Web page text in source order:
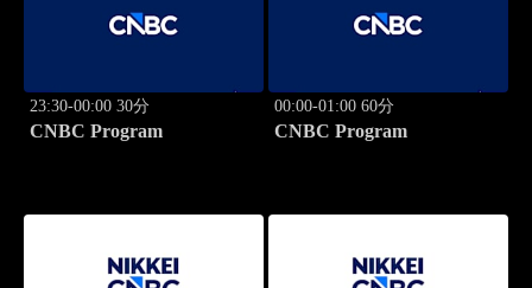
23:30-00:00 30分
CNBC Program
00:00-01:00 60分
CNBC Program